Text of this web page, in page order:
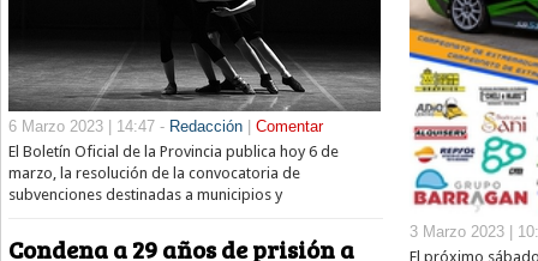
6 Marzo 2023 | 14:47 - Redacción| Comentar
El Boletín Oficial de la Provincia publica hoy 6 de
marzo, la resolución de la convocatoria de
subvenciones destinadas a municipios y
Condena a 29 años de prisión a
3 Marzo 2023 |
El próximo